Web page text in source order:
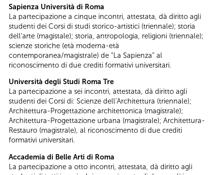
Sapienza Università di Roma
La partecipazione a cinque incontri, attestata, dà diritto agli
studenti dei Corsi di studi storico-artistici (triennale); storia
dell’arte (magistale); storia, antropologia, religioni (triennale);
scienze storiche (età moderna-età
contemporanea/magistrale) de “La Sapienza” al
riconoscimento di due crediti formativi universitari.
Università degli Studi Roma Tre
La partecipazione a sei incontri, attestata, dà diritto agli
studenti dei Corsi di: Scienze dell’Architettura (triennale);
Architettura-Progettazione architettonica (magistrale);
Architettura-Progettazione urbana (magistrale); Architettura-
Restauro (magistrale), al riconoscimento di due crediti
formativi universitari.
Accademia di Belle Arti di Roma
La partecipazione a otto incontri, attestata, dà diritto agli